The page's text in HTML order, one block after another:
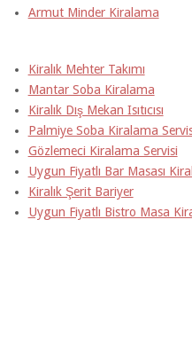
Armut Minder Kiralama
Kiralık Mehter Takımı
Mantar Soba Kiralama
Kiralık Dış Mekan Isıtıcısı
Palmiye Soba Kiralama
Gözlemeci Kiralama Servisi
Uygun Fiyatlı Bar Masası
Kiralık Şerit Bariyer
Uygun Fiyatlı Bistro Masa